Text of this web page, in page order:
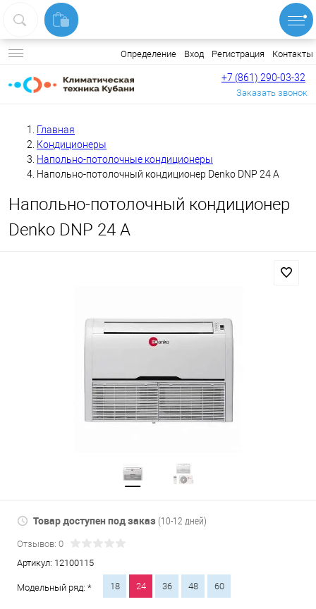
Определение Вход Регистрация Контакты
+7 (861) 290-03-32
Заказать звонок
Главная
Кондиционеры
Напольно-потолочные кондиционеры
Напольно-потолочный кондиционер Denko DNP 24 А
Напольно-потолочный кондиционер
Denko DNP 24 А
Товар доступен под заказ (10-12 дней)
Отзывов: 0
Артикул: 12100115
Модельный ряд: * 18 24 36 48 60